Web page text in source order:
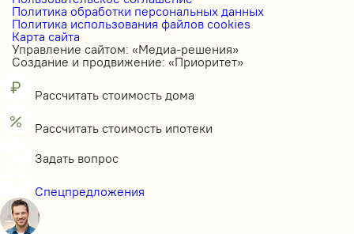
Политика обработки персональных данных
Политика использования файлов cookies
Карта сайта
Управление сайтом: «Медиа-решения»
Создание и продвижение: «Приоритет»
Рассчитать стоимость дома
Рассчитать стоимость ипотеки
Задать вопрос
Спецпредложения